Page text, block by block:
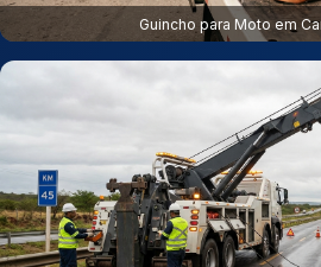
Guincho para Moto em